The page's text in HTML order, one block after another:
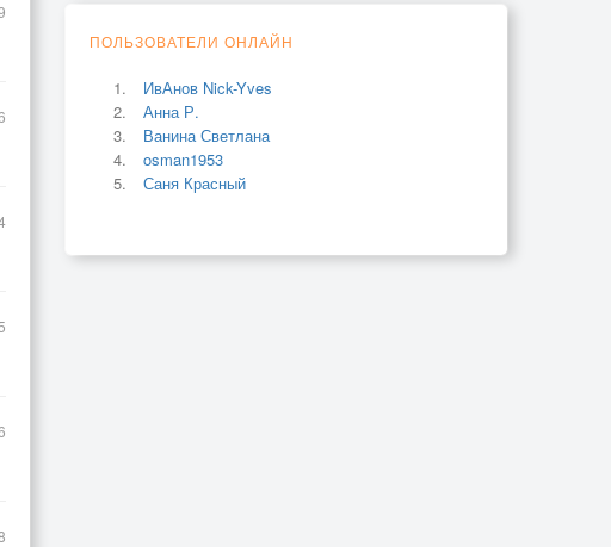
ПОЛЬЗОВАТЕЛИ ОНЛАЙН
ИвАнов Nick-Yves
Анна Р.
Ванина Светлана
osman1953
Саня Красный